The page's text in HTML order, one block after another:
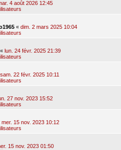
4 août 2026 12:45
« dim. 2 mars 2025 10:04
« lun. 24 févr. 2025 21:39
sam. 22 févr. 2025 10:11
27 nov. 2023 15:52
mer. 15 nov. 2023 10:12
15 nov. 2023 01:50